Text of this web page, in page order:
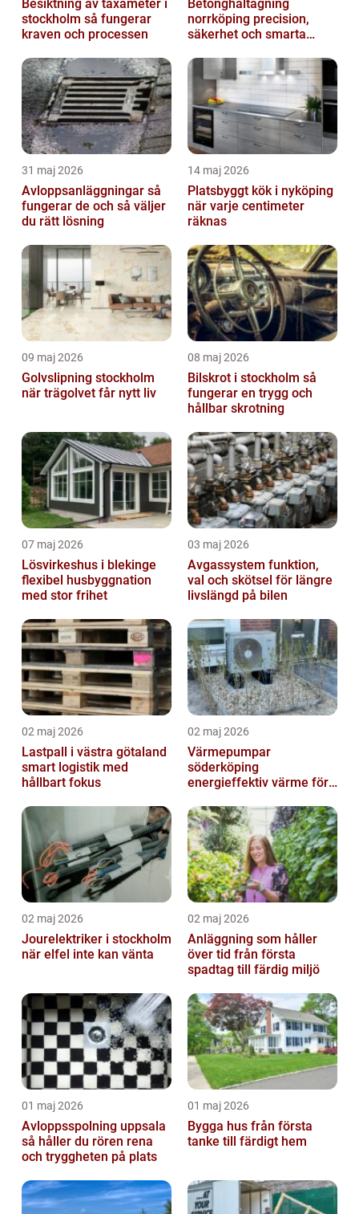
Besiktning av taxameter i
stockholm så fungerar
kraven och processen
Betonghåltagning
norrköping precision,
säkerhet och smarta
31 maj 2026
Avloppsanläggningar så
fungerar de och så väljer
du rätt lösning
14 maj 2026
Platsbyggt kök i nyköping
när varje centimeter
räknas
09 maj 2026
Golvslipning stockholm
när trägolvet får nytt liv
08 maj 2026
Bilskrot i stockholm så
fungerar en trygg och
hållbar skrotning
07 maj 2026
Lösvirkeshus i blekinge
flexibel husbyggnation
med stor frihet
03 maj 2026
Avgassystem funktion,
val och skötsel för längre
livslängd på bilen
02 maj 2026
Lastpall i västra götaland
smart logistik med
hållbart fokus
02 maj 2026
Värmepumpar
söderköping
energieffektiv värme för
02 maj 2026
Jourelektriker i stockholm
när elfel inte kan vänta
02 maj 2026
Anläggning som håller
över tid från första
spadtag till färdig miljö
01 maj 2026
Avloppsspolning uppsala
så håller du rören rena
och tryggheten på plats
01 maj 2026
Bygga hus från första
tanke till färdigt hem